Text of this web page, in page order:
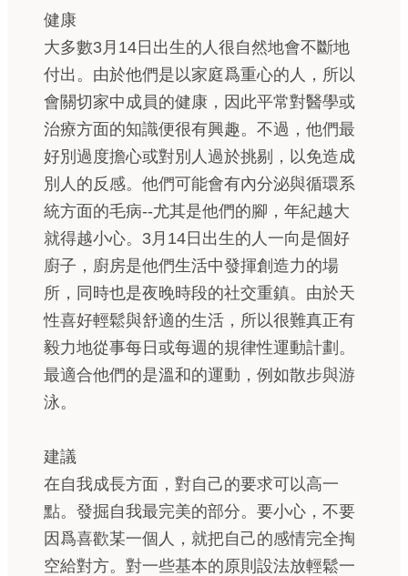
健康
大多數3月14日出生的人很自然地會不斷地
付出。由於他們是以家庭爲重心的人，所以
會關切家中成員的健康，因此平常對醫學或
治療方面的知識便很有興趣。不過，他們最
好別過度擔心或對別人過於挑剔，以免造成
別人的反感。他們可能會有內分泌與循環系
統方面的毛病--尤其是他們的腳，年紀越大
就得越小心。3月14日出生的人一向是個好
廚子，廚房是他們生活中發揮創造力的場
所，同時也是夜晚時段的社交重鎮。由於天
性喜好輕鬆與舒適的生活，所以很難真正有
毅力地從事每日或每週的規律性運動計劃。
最適合他們的是溫和的運動，例如散步與游
泳。
建議
在自我成長方面，對自己的要求可以高一
點。發掘自我最完美的部分。要小心，不要
因爲喜歡某一個人，就把自己的感情完全掏
空給對方。對一些基本的原則設法放輕鬆一